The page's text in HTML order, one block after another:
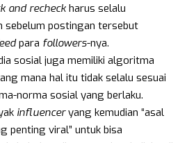
and recheckharus selalu
sebelum postingan tersebut
para followers-nya.
sosial juga memiliki algoritma
mana hal itu tidak selalu sesuai
norma sosial yang berlaku.
influenceryang kemudian “asal
penting viral” untuk bisa